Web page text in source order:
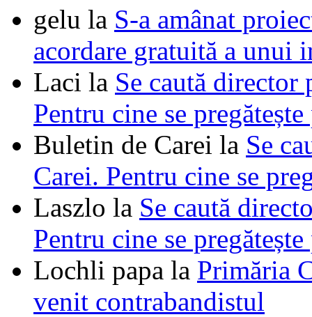
gelu la S-a amânat
acordare gratuită a unui
Laci la Se caută
Pentru cine se
Buletin de Carei la Se
Carei. Pentru cine se
Laszlo la Se caută
Pentru cine se
Lochli papa la Primăria
venit contrabandistul